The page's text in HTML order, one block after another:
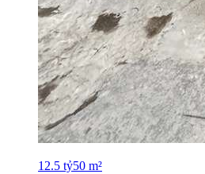
12.5 tỷ50 m²